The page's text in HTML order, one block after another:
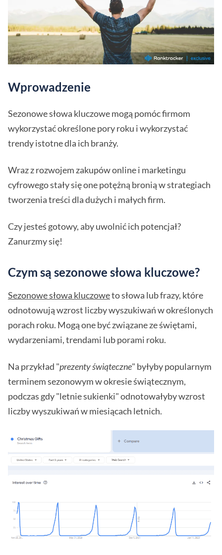
Wprowadzenie
Sezonowe słowa kluczowe mogą pomóc firmom
wykorzystać określone pory roku i wykorzystać
trendy istotne dla ich branży.
Wraz z rozwojem zakupów online i marketingu
cyfrowego stały się one potężną bronią w strategiach
tworzenia treści dla dużych i małych firm.
Czy jesteś gotowy, aby uwolnić ich potencjał?
Zanurzmy się!
Czym są sezonowe słowa kluczowe?
Sezonowe słowa kluczoweto słowa lub frazy, które
odnotowują wzrost liczby wyszukiwań w określonych
porach roku. Mogą one być związane ze świętami,
wydarzeniami, trendami lub porami roku.
Na przykład "prezenty świąteczne" byłyby popularnym
terminem sezonowym w okresie świątecznym,
podczas gdy "letnie sukienki" odnotowałyby wzrost
liczby wyszukiwań w miesiącach letnich.